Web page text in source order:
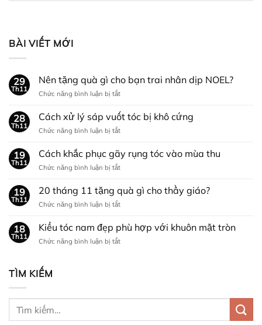
BÀI VIẾT MỚI
29
Th11
Nên tặng quà gì cho bạn trai nhân dịp NOEL?
Chức năng bình luận bị tắtở
tặng
quà
gì
bạn
nhân
NOEL?
28
Th11
Cách xử lý sáp vuốt tóc bị khô cứng
Chức năng bình luận bị tắtở
lý
sáp
tóc
khô
19
Th11
Cách khắc phục gãy rụng tóc vào mùa thu
Chức năng bình luận bị tắtở
khắc
phục
gãy
tóc
mùa
19
Th11
20 tháng 11 tặng quà gì cho thầy giáo?
Chức năng bình luận bị tắtở
tháng
11
tặng
18
Th11
Kiểu tóc nam đẹp phù hợp với khuôn mặt tròn
Chức năng bình luận bị tắtở
hợp
khuôn
TÌM KIẾM